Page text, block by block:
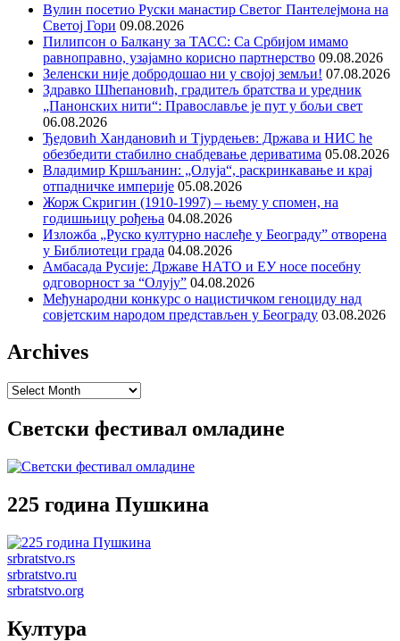
Вулин посетио Руски манастир Светог Пантелејмона на
Светој Гори 09.08.2026
Пилипсон о Балкану за ТАСС: Са Србијом имамо
равноправно, узајамно корисно партнерство 09.08.2026
Зеленски није добродошао ни у својој земљи! 07.08.2026
Здравко Шћепановић, градитељ братства и уредник
„Панонских нити“: Православље је пут у бољи свет
06.08.2026
Ђедовић Хандановић и Тјурдењев: Држава и НИС ће
обезбедити стабилно снабдевање дериватима 05.08.2026
Владимир Кршљанин: „Олуја“, раскринкавање и крај
отпадничке империје 05.08.2026
Жорж Скригин (1910-1997) – њему у спомен, на
годишњицу рођења 04.08.2026
Изложба „Руско културно наслеђе у Београду” отворена
у Библиотеци града 04.08.2026
Амбасада Русије: Државе НАТО и ЕУ носе посебну
одговорност за “Олују” 04.08.2026
Међународни конкурс о нацистичком геноциду над
совјетским народом представљен у Београду 03.08.2026
Archives
Archives
Светски фестивал омладине
225 година Пушкина
srbratstvo.rs
srbratstvo.ru
srbratstvo.org
Култура